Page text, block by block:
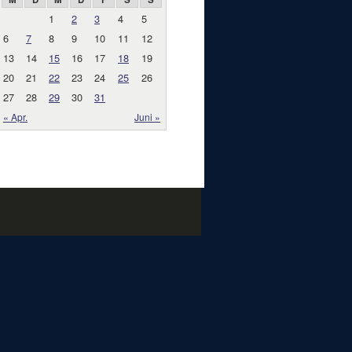
« Apr. Juni »
1 2 3 4
5
6
7 8 9 10 11
12
13
14 15 16 17 18
19
20
21 22 23 24 25
26
27
28 29 30 31